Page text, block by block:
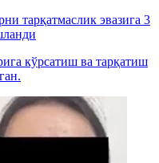
тарқатмаслик эвазига 3
кўрсатиш ва тарқатиш